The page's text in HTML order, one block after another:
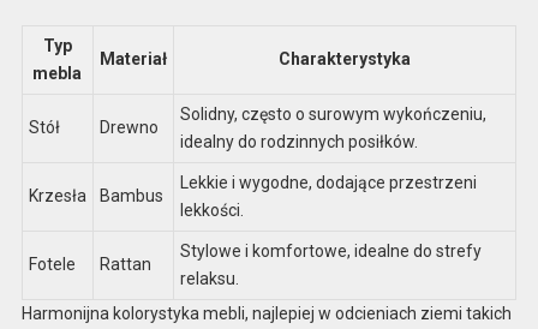
Typ
mebla
Materiał Charakterystyka
Stół Drewno
Solidny, często o surowym wykończeniu,
idealny do rodzinnych posiłków.
Krzesła Bambus
Lekkie i wygodne, dodające przestrzeni
lekkości.
Fotele Rattan
Stylowe i komfortowe, idealne do strefy
relaksu.
Harmonijna kolorystyka mebli, najlepiej w odcieniach ziemi takich